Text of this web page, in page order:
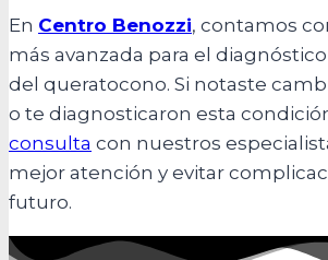
En Centro Benozzi, contamos
más avanzada para el
del queratocono. Si notaste
o te diagnosticaron esta
consulta con nuestros
mejor atención y evitar
futuro.